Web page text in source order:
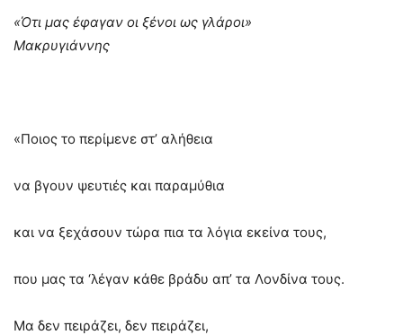
«Ότι μας έφαγαν οι ξένοι ως γλάροι»
Μακρυγιάννης
«Ποιος το περίμενε στ’ αλήθεια
να βγουν ψευτιές και παραμύθια
και να ξεχάσουν τώρα πια τα λόγια εκείνα τους,
που μας τα ‘λέγαν κάθε βράδυ απ’ τα Λονδίνα τους.
Μα δεν πειράζει, δεν πειράζει,